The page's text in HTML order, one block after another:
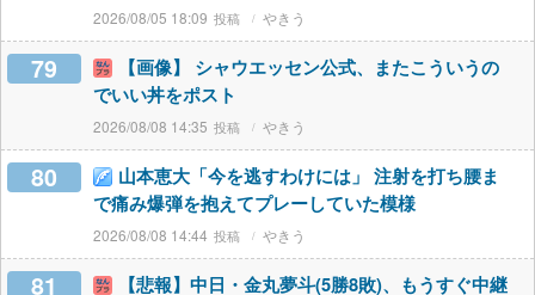
2026/08/05 18:09 やきう
79
【画像】 シャウエッセン公式、またこういうの
でいい丼をポスト
2026/08/08 14:35 やきう
80
山本恵大「今を逃すわけには」 注射を打ち腰ま
で痛み爆弾を抱えてプレーしていた模様
2026/08/08 14:44 やきう
81
【悲報】中日・金丸夢斗(5勝8敗)、もうすぐ中継